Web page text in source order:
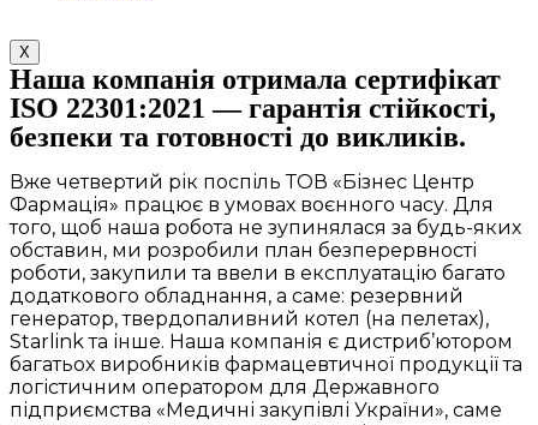
X
Наша компанія отримала сертифікат
ISO 22301:2021 — гарантія стійкості,
безпеки та готовності до викликів.
Вже четвертий рік поспіль ТОВ «Бізнес Центр
Фармація» працює в умовах воєнного часу. Для
того, щоб наша робота не зупинялася за будь-яких
обставин, ми розробили план безперервності
роботи, закупили та ввели в експлуатацію багато
додаткового обладнання, а саме: резервний
генератор, твердопаливний котел (на пелетах),
Starlink та інше. Наша компанія є дистриб’ютором
багатьох виробників фармацевтичної продукції та
логістичним оператором для Державного
підприємства «Медичні закупівлі України», саме